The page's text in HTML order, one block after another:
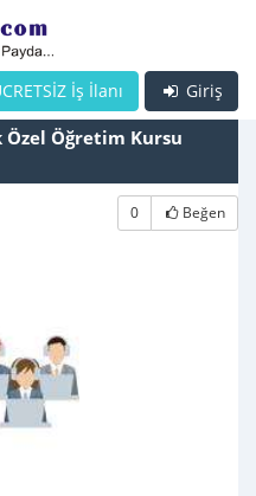
Giriş
İş İlanı
Öğretim Kursu
0 Beğen